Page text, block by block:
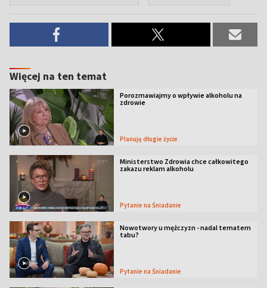
Więcej na ten temat
Porozmawiajmy o wpływie alkoholu na
zdrowie
Planuję długie życie
Ministerstwo Zdrowia chce całkowitego
zakazu reklam alkoholu
Pytanie na Śniadanie
Nowotwory u mężczyzn - nadal tematem
tabu?
Pytanie na Śniadanie